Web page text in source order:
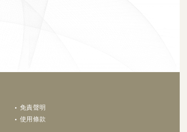
免責聲明
使用條款